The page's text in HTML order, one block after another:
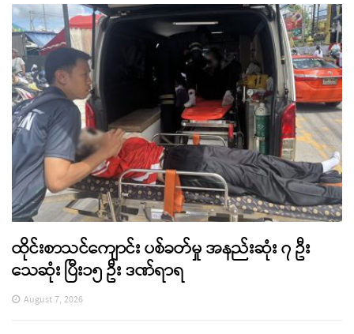
ထိုင်းစာသင်ကျောင်း ပစ်ခတ်မှု အနည်းဆုံး ၇ ဦး
သေဆုံး ပြီး၁၅ ဦး ဒဏ်ရာရ
August 7, 2026